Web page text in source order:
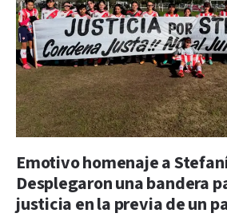
Emotivo homenaje a
Desplegaron una bandera
justicia en la previa de un